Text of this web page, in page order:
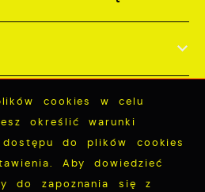
3754124
389
cookies w celu
określić warunki
dostępu do plików cookies
Aby dowiedzieć
do zapoznania się z